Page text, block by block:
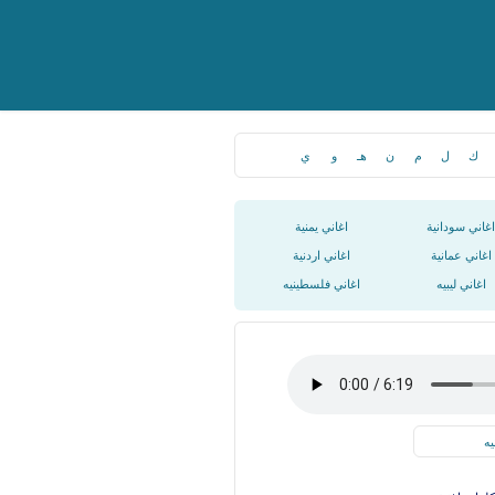
ك ل م ن هـ و ي
اغاني سودانية اغاني يمنية
اغاني عمانية اغاني اردنية
اغاني ليبيه اغاني فلسطينيه